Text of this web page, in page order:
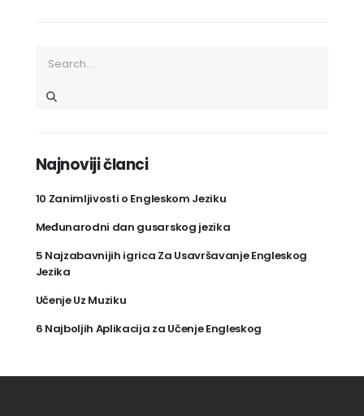
Najnoviji članci
10 Zanimljivosti o Engleskom Jeziku
Međunarodni dan gusarskog jezika
5 Najzabavnijih igrica Za Usavršavanje Engleskog
Jezika
Učenje Uz Muziku
6 Najboljih Aplikacija za Učenje Engleskog